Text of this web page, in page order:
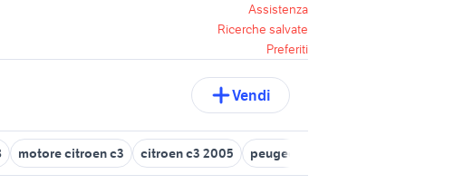
Assistenza
Ricerche salvate
Preferiti
Vendi
motore citroen c3 citroen c3 2005 peugeot 308 2012